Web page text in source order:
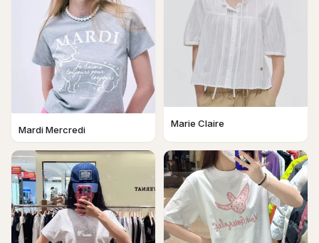
Mardi Mercredi
Marie Claire